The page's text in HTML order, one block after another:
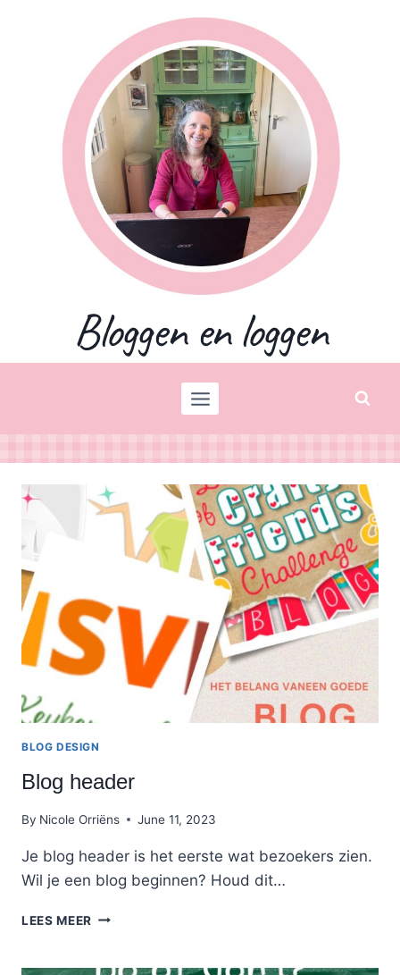
Bloggen en loggen
BLOG DESIGN
Blog header
By Nicole Orriëns June 11, 2023
Je blog header is het eerste wat bezoekers zien.
Wil je een blog beginnen? Houd dit…
LEES MEER BLOG